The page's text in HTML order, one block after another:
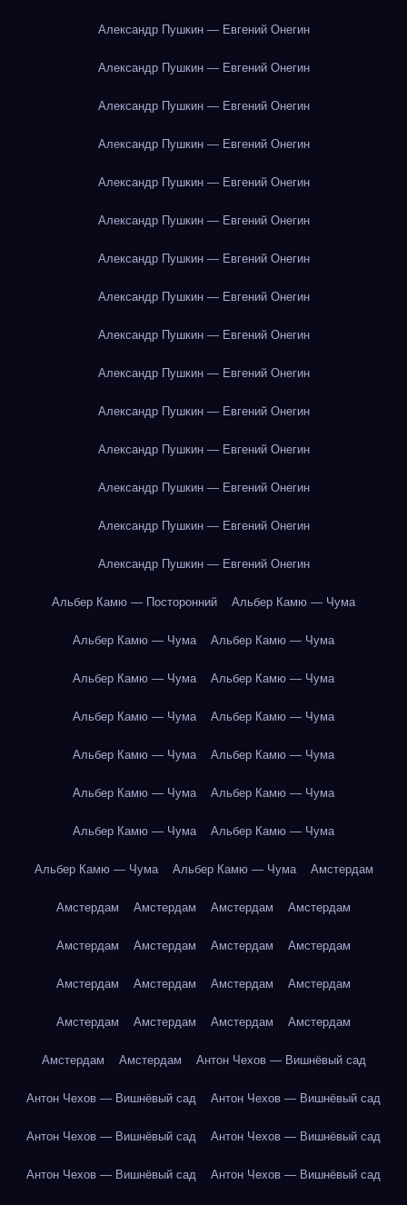
Александр Пушкин — Евгений Онегин
Александр Пушкин — Евгений Онегин
Александр Пушкин — Евгений Онегин
Александр Пушкин — Евгений Онегин
Александр Пушкин — Евгений Онегин
Александр Пушкин — Евгений Онегин
Александр Пушкин — Евгений Онегин
Александр Пушкин — Евгений Онегин
Александр Пушкин — Евгений Онегин
Александр Пушкин — Евгений Онегин
Александр Пушкин — Евгений Онегин
Александр Пушкин — Евгений Онегин
Александр Пушкин — Евгений Онегин
Александр Пушкин — Евгений Онегин
Александр Пушкин — Евгений Онегин
Альбер Камю — Посторонний Альбер Камю — Чума
Альбер Камю — Чума Альбер Камю — Чума
Альбер Камю — Чума Альбер Камю — Чума
Альбер Камю — Чума Альбер Камю — Чума
Альбер Камю — Чума Альбер Камю — Чума
Альбер Камю — Чума Альбер Камю — Чума
Альбер Камю — Чума Альбер Камю — Чума
Альбер Камю — Чума Альбер Камю — Чума Амстердам
Амстердам Амстердам Амстердам Амстердам
Амстердам Амстердам Амстердам Амстердам
Амстердам Амстердам Амстердам Амстердам
Амстердам Амстердам Амстердам Амстердам
Амстердам Амстердам Антон Чехов — Вишнёвый сад
Антон Чехов — Вишнёвый сад Антон Чехов — Вишнёвый сад
Антон Чехов — Вишнёвый сад Антон Чехов — Вишнёвый сад
Антон Чехов — Вишнёвый сад Антон Чехов — Вишнёвый сад